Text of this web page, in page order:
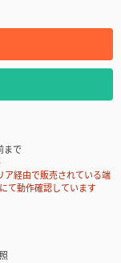
まで
経由で販売されている端
て動作確認しています